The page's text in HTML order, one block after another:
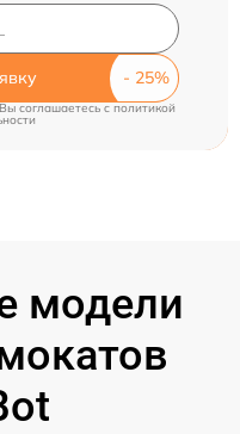
соглашаетесь c политикой
модели